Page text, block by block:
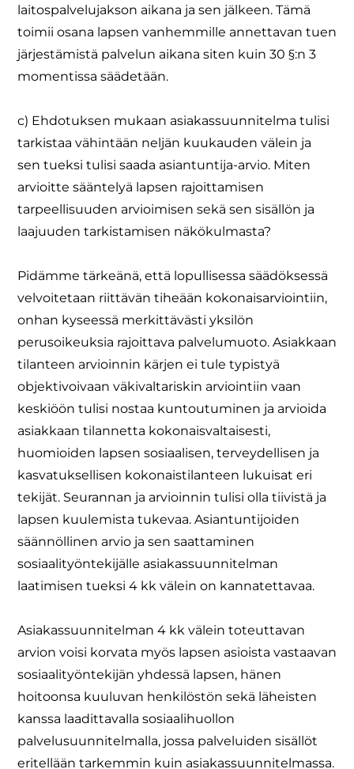
laitospalvelujakson aikana ja sen jälkeen. Tämä
toimii osana lapsen vanhemmille annettavan tuen
järjestämistä palvelun aikana siten kuin 30 §:n 3
momentissa säädetään.
c) Ehdotuksen mukaan asiakassuunnitelma tulisi
tarkistaa vähintään neljän kuukauden välein ja
sen tueksi tulisi saada asiantuntija-arvio. Miten
arvioitte sääntelyä lapsen rajoittamisen
tarpeellisuuden arvioimisen sekä sen sisällön ja
laajuuden tarkistamisen näkökulmasta?
Pidämme tärkeänä, että lopullisessa säädöksessä
velvoitetaan riittävän tiheään kokonaisarviointiin,
onhan kyseessä merkittävästi yksilön
perusoikeuksia rajoittava palvelumuoto. Asiakkaan
tilanteen arvioinnin kärjen ei tule typistyä
objektivoivaan väkivaltariskin arviointiin vaan
keskiöön tulisi nostaa kuntoutuminen ja arvioida
asiakkaan tilannetta kokonaisvaltaisesti,
huomioiden lapsen sosiaalisen, terveydellisen ja
kasvatuksellisen kokonaistilanteen lukuisat eri
tekijät. Seurannan ja arvioinnin tulisi olla tiivistä ja
lapsen kuulemista tukevaa. Asiantuntijoiden
säännöllinen arvio ja sen saattaminen
sosiaalityöntekijälle asiakassuunnitelman
laatimisen tueksi 4 kk välein on kannatettavaa.
Asiakassuunnitelman 4 kk välein toteuttavan
arvion voisi korvata myös lapsen asioista vastaavan
sosiaalityöntekijän yhdessä lapsen, hänen
hoitoonsa kuuluvan henkilöstön sekä läheisten
kanssa laadittavalla sosiaalihuollon
palvelusuunnitelmalla, jossa palveluiden sisällöt
eritellään tarkemmin kuin asiakassuunnitelmassa.